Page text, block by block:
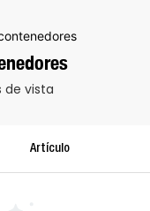
de vista
Artículo